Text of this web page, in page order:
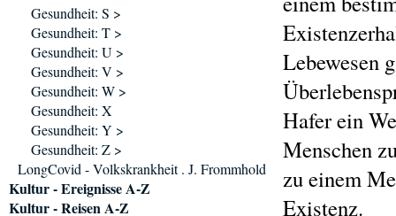
Lebewesen
Hafer ein
Menschen
zu einem
Existenz.
Gesundheit: S >
Gesundheit: T >
Gesundheit: U >
Gesundheit: V >
Gesundheit: W >
Gesundheit: X
Gesundheit: Y >
Gesundheit: Z >
LongCovid - Volkskrankheit . J. Frommhold
Kultur - Ereignisse A-Z
Kultur - Reisen A-Z